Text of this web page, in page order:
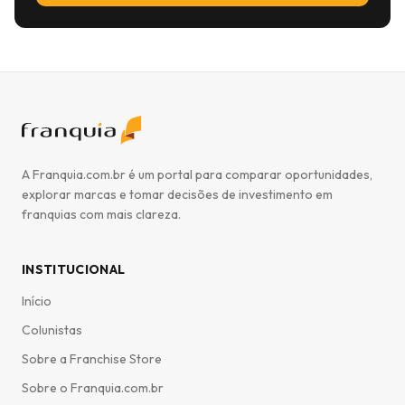
A Franquia.com.br é um portal para comparar oportunidades,
explorar marcas e tomar decisões de investimento em
franquias com mais clareza.
INSTITUCIONAL
Início
Colunistas
Sobre a Franchise Store
Sobre o Franquia.com.br